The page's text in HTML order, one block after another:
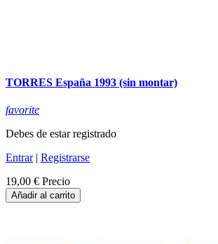
TORRES España 1993 (sin montar)
favorite
Debes de estar registrado
Entrar| Registrarse
19,00 € Precio
Añadir al carrito